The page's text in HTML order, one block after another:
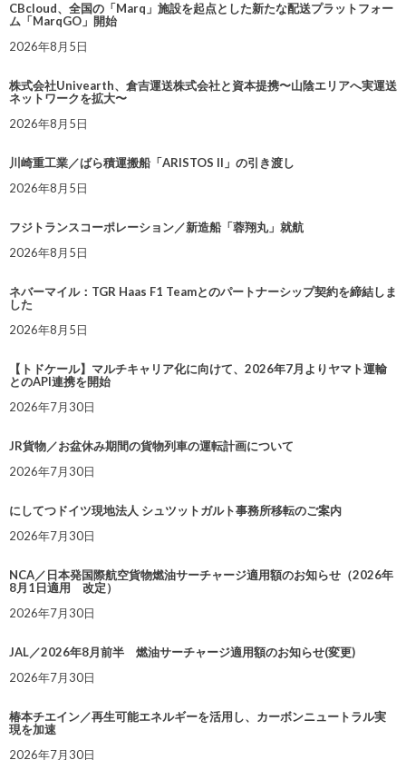
CBcloud、全国の「Marq」施設を起点とした新たな配送プラットフォー
ム「MarqGO」開始
2026年8月5日
株式会社Univearth、倉吉運送株式会社と資本提携〜山陰エリアへ実運送
ネットワークを拡大〜
2026年8月5日
川崎重工業／ばら積運搬船「ARISTOS II」の引き渡し
2026年8月5日
フジトランスコーポレーション／新造船「蓉翔丸」就航
2026年8月5日
ネバーマイル：TGR Haas F1 Teamとのパートナーシップ契約を締結しま
した
2026年8月5日
【トドケール】マルチキャリア化に向けて、2026年7月よりヤマト運輸
とのAPI連携を開始
2026年7月30日
JR貨物／お盆休み期間の貨物列車の運転計画について
2026年7月30日
にしてつドイツ現地法人 シュツットガルト事務所移転のご案内
2026年7月30日
NCA／日本発国際航空貨物燃油サーチャージ適用額のお知らせ（2026年
8月1日適用 改定）
2026年7月30日
JAL／2026年8月前半 燃油サーチャージ適用額のお知らせ(変更)
2026年7月30日
椿本チエイン／再生可能エネルギーを活用し、カーボンニュートラル実
現を加速
2026年7月30日